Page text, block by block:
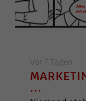
Vor 7 Tagen
...